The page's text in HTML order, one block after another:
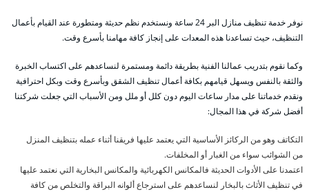
نوفر خدمة تنظيف منازل البر 24 ساعة ونستخدم نظم حديثة ومتطورة عند القيام بأعمال
التنظيف، حيث تساعدنا هذه المعدات على إنجاز كافة مهامنا بأسرع وقت.
وكما نقوم بتدريب عمالنا الفنية بطريقة دائمة ومستمرة لنساعدهم على اكتساب الخبرة
والثقة بالنفس ويسهل قيامهم بكافة أعمال تنظيف الشقق وبأسرع وقت وبكل احترافية
ونقدم خدماتنا على مدار ساعات اليوم دون كلل أو ملل ومن الأسباب التي جعلت شركتنا
أفضل شركة في هذا المجال:
التكاتف وهو من الركائز الأساسية التي يعتمد عليها فريقنا أثناء عمله بتنظيف المنزل
من الشوائب سواء من الغبار أو المخلفات.
اعتمدنا على الأدوات الحديثة فالمكانس الكهربائية والمكانس البخارية التي نعتمد عليها
في تنظيف الأثاث بالبخار لنساعدهم على استرجاع ألوانه البراقة والتخلص من كافة